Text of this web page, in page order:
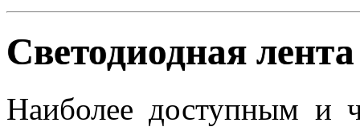
Светодиодная лента
Наиболее доступным и